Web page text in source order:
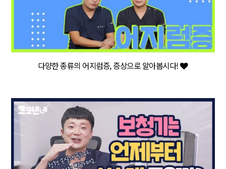
다양한 종류의 어지럼증, 증상으로 알아봅시다!